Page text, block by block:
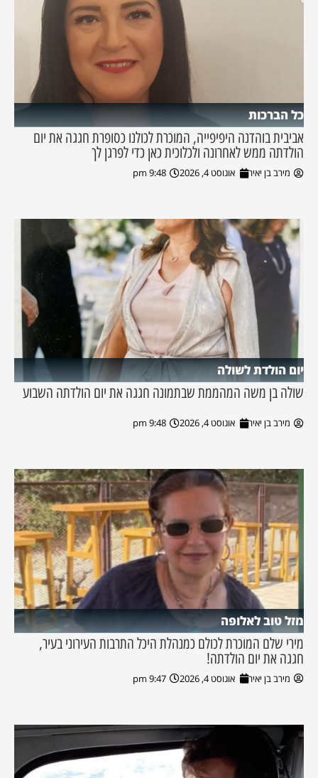
כל הברכות
אביבית בוהדנה היפיפייה, המוכרת לכולנו כסופרת חגגה את יום
הולדתה ממש לאחרונה ולכלוכית כאן כדי לפרגן לך
מירב בן יאיר אוגוסט 4, 2026 9:48 pm
יום הולדת לשולה
שולה בן משה המהממת שבתמונה חגגה את יום הולדתה השבוע
מירב בן יאיר אוגוסט 4, 2026 9:48 pm
מזל טוב לאלופה
מירי שלם המוכרת לכולם כמנהלת היכל התרבות העירוני בעיר,
חגגה את יום הולדתה!
מירב בן יאיר אוגוסט 4, 2026 9:47 pm